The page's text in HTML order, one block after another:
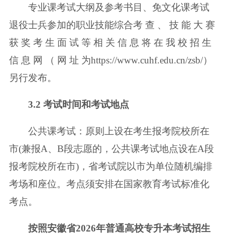
专业课考试大纲及参考书目、免文化课考试
退役士兵参加的职业技能综合考 查 、 技 能 大 赛
获 奖 考 生 面 试 等 相 关 信 息 将 在 我 校 招 生
信 息 网 （ 网 址 为https://www.cuhf.edu.cn/zsb/）
另行发布。
3.2 考试时间和考试地点
公共课考试：原则上设在考生报考院校所在
市(兼报A、B段志愿的，公共课考试地点设在A段
报考院校所在市)，省考试院以市为单位随机编排
考场和座位。 考点须安排在国家教育考试标准化
考点。
按照安徽省2026年普通高校专升本考试招生